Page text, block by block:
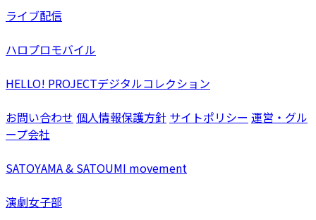
ライブ配信
ハロプロモバイル
HELLO! PROJECTデジタルコレクション
お問い合わせ 個人情報保護方針 サイトポリシー 運営・グル
ープ会社
SATOYAMA & SATOUMI movement
演劇女子部